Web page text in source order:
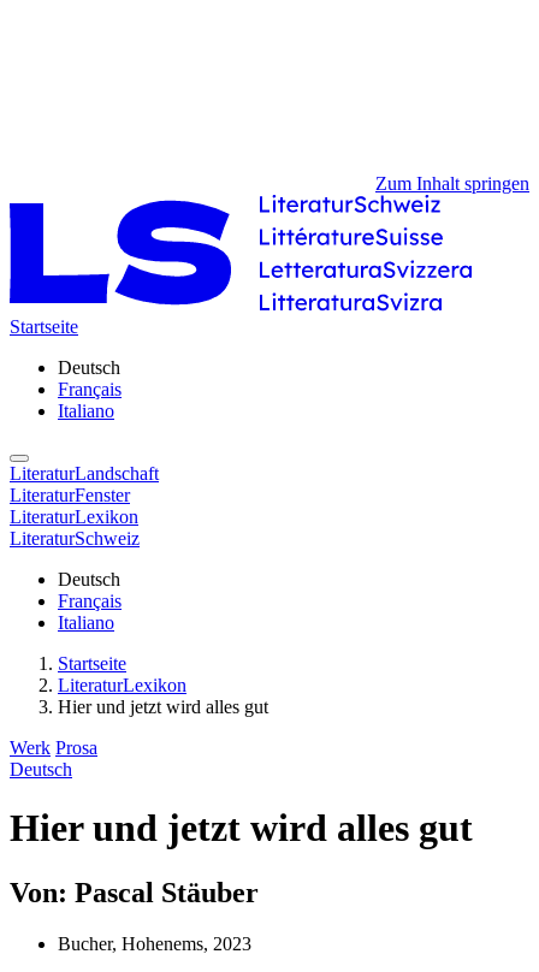
Zum Inhalt springen
Startseite
Deutsch
Français
Italiano
LiteraturLandschaft
LiteraturFenster
LiteraturLexikon
LiteraturSchweiz
Deutsch
Français
Italiano
Startseite
LiteraturLexikon
Hier und jetzt wird alles gut
Werk Prosa
Deutsch
Hier und jetzt wird alles gut
Von: Pascal Stäuber
Bucher, Hohenems, 2023